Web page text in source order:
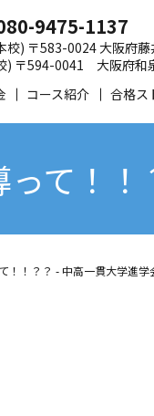
コース紹介 合格ス
9475-1137
校) 〒583-0024 大阪府
) 〒594-0041 大阪府和
て！
！！？？ - 中高一貫大学進学